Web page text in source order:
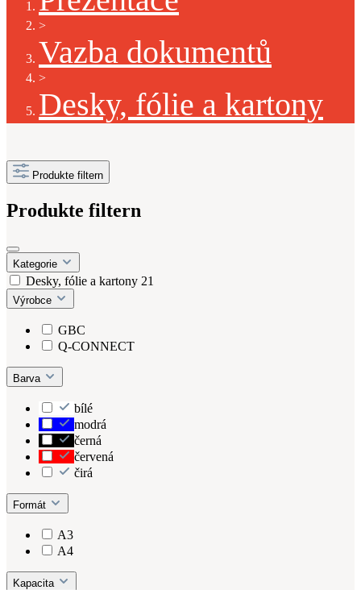
>
Vazba dokumentů
>
Desky, fólie a kartony
Produkte filtern
Produkte filtern
Kategorie
Desky, fólie a kartony 21
Výrobce
GBC
Q-CONNECT
Barva
bílé
modrá
černá
červená
čirá
Formát
A3
A4
Kapacita